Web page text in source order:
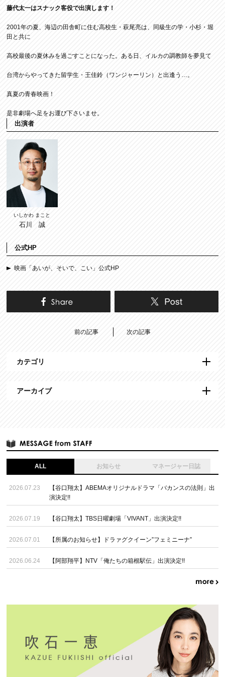
藤代太一はスナック客役で出演します！
2001年の夏、海辺の田舎町に住む高校生・萩尾亮は、同級生の学・小杉・堀
田と共に
高校最後の夏休みを過ごすことになった。ある日、イルカの調教師を夢見て
台湾からやってきた留学生・王佳鈴（ワンジャーリン）と出逢う…。
真夏の青春映画！
是非劇場へ足をお運び下さいませ。
出演者
いしかわ まこと
石川 誠
公式HP
映画「あいが、そいで、こい」公式HP
前の記事 次の記事
カテゴリ
アーカイブ
ALL お知らせ マネージャー日誌
2026.07.23
【谷口翔太】ABEMAオリジナルドラマ「バカンスの法則」出
演決定!!
2026.07.19 【谷口翔太】TBS日曜劇場「VIVANT」出演決定!!
2026.07.01 【所属のお知らせ】ドラァグクイーン”フェミニーナ”
2026.06.24 【阿部翔平】NTV「俺たちの箱根駅伝」出演決定!!